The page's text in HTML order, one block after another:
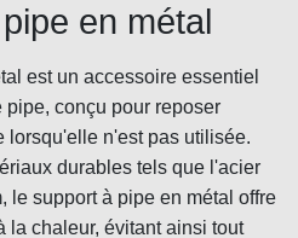
en métal
est un accessoire essentiel
pipe, conçu pour reposer
lorsqu'elle n'est pas utilisée.
durables tels que l'acier
le support à pipe en métal offre
la chaleur, évitant ainsi tout